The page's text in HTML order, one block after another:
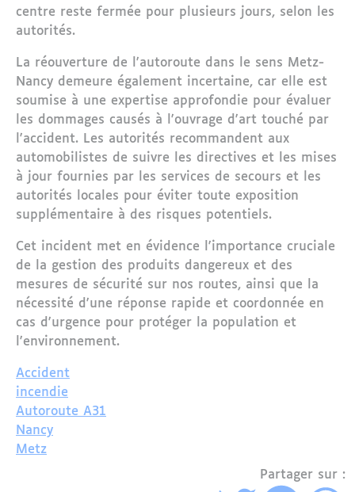
centre reste fermée pour plusieurs jours, selon les
autorités.
La réouverture de l'autoroute dans le sens Metz-
Nancy demeure également incertaine, car elle est
soumise à une expertise approfondie pour évaluer
les dommages causés à l'ouvrage d'art touché par
l'accident. Les autorités recommandent aux
automobilistes de suivre les directives et les mises
à jour fournies par les services de secours et les
autorités locales pour éviter toute exposition
supplémentaire à des risques potentiels.
Cet incident met en évidence l'importance cruciale
de la gestion des produits dangereux et des
mesures de sécurité sur nos routes, ainsi que la
nécessité d'une réponse rapide et coordonnée en
cas d'urgence pour protéger la population et
l'environnement.
Accident
incendie
Autoroute A31
Nancy
Metz
Partager sur :